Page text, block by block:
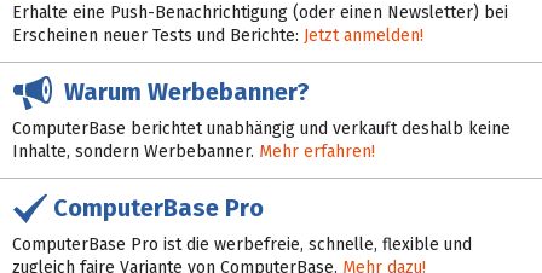
Erhalte eine Push-Benachrichtigung (oder einen Newsletter) bei
Erscheinen neuer Tests und Berichte: Jetzt anmelden!
Warum Werbebanner?
ComputerBase berichtet unabhängig und verkauft deshalb keine
Inhalte, sondern Werbebanner. Mehr erfahren!
ComputerBase Pro
ComputerBase Pro ist die werbefreie, schnelle, flexible und
zugleich faire Variante von ComputerBase. Mehr dazu!